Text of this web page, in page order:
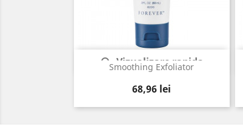
Smoothing Exfoliator
Pret
68,96 lei
 Vizualizare rapida